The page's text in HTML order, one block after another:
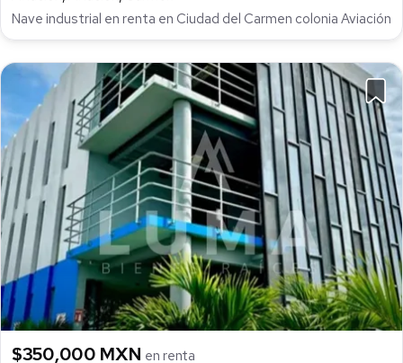
Nave industrial en renta en Ciudad del Carmen colonia Aviación
$350,000 MXN en renta